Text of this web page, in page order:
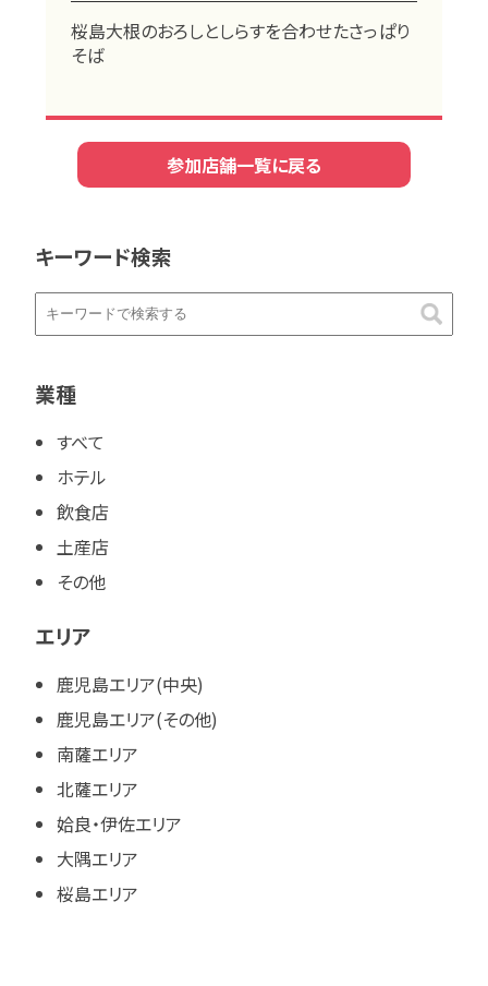
桜島大根のおろしとしらすを合わせたさっぱり
そば
参加店舗一覧に戻る
キーワード検索
業種
すべて
ホテル
飲食店
土産店
その他
エリア
鹿児島エリア(中央)
鹿児島エリア(その他)
南薩エリア
北薩エリア
姶良・伊佐エリア
大隅エリア
桜島エリア